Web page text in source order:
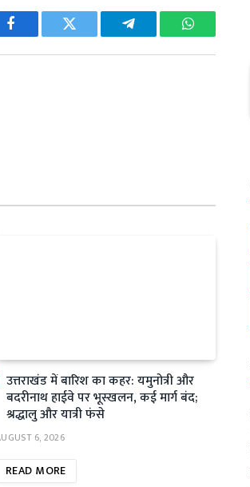
Facebook Twitter Telegram WhatsApp
उत्तराखंड में बारिश का कहर: यमुनोत्री और
बदरीनाथ हाईवे पर भूस्खलन, कई मार्ग बंद;
श्रद्धालु और यात्री फंसे
6, 2026
READ MORE